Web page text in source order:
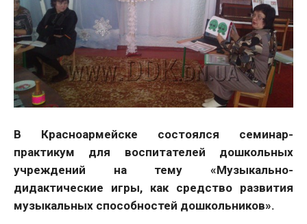
В Красноармейске состоялся семинар-
практикум для воспитателей дошкольных
учреждений на тему «Музыкально-
дидактические игры, как средство развития
музыкальных способностей дошкольников».